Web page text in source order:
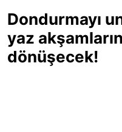
Dondurmayı
yaz
dönüşecek!